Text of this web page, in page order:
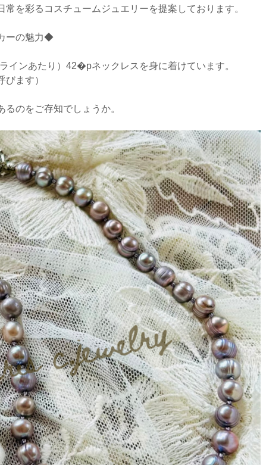
を彩るコスチュームジュエリーを提案しております。
ーの魅力◆
インあたり）42�pネックレスを身に着けています。
びます）
のをご存知でしょうか。